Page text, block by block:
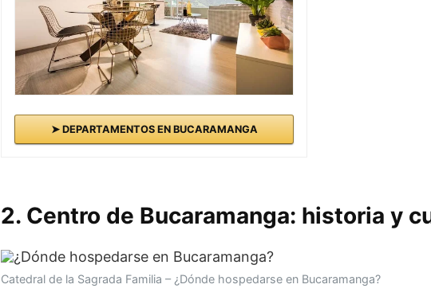
➤ DEPARTAMENTOS EN BUCARAMANGA
2. Centro de Bucaramanga: historia y
Catedral de la Sagrada Familia – ¿Dónde hospedarse en Bucaramanga?